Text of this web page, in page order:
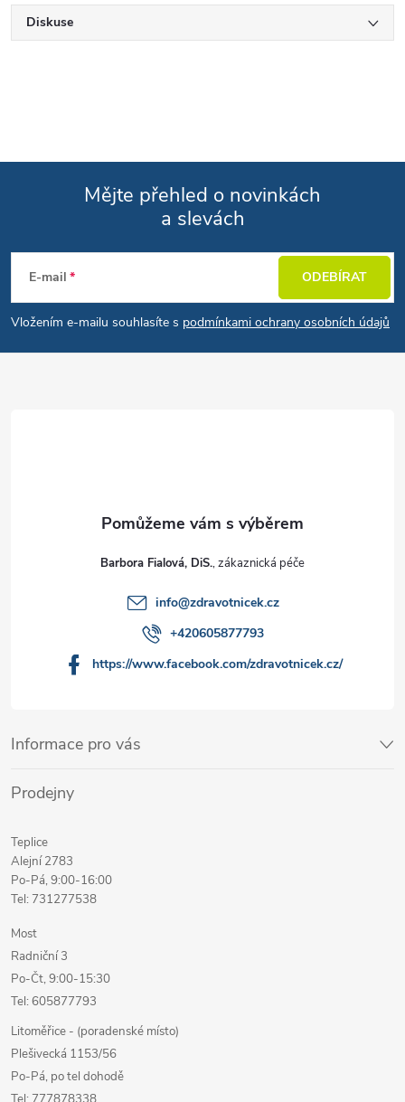
Diskuse
Mějte přehled o novinkách
a slevách
E-mail
Vložením e-mailu souhlasíte s podmínkami ochrany osobních údajů
ODEBÍRAT
Informace pro vás
Prodejny
Teplice
Alejní 2783
Po-Pá, 9:00-16:00
Tel: 731277538
Most
Radniční 3
Po-Čt, 9:00-15:30
Tel: 605877793
Litoměřice - (poradenské místo)
Plešivecká 1153/56
Po-Pá, po tel dohodě
Barbora Fialová, DiS.
info@zdravotnicek.cz
+420605877793
https://www.facebook.com/zdravotnicek.cz/